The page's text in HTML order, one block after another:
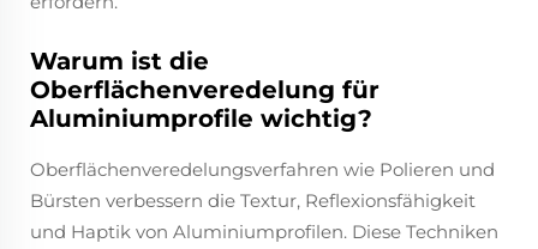
Warum ist die
Oberflächenveredelung für
Aluminiumprofile wichtig?
Oberflächenveredelungsverfahren wie Polieren und
Bürsten verbessern die Textur, Reflexionsfähigkeit
und Haptik von Aluminiumprofilen. Diese Techniken